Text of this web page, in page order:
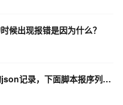
候出现报错是因为什么？
请问 Flink CDC 用API 读取kafka 的json记录，下面脚本报序列化报错，是序列?